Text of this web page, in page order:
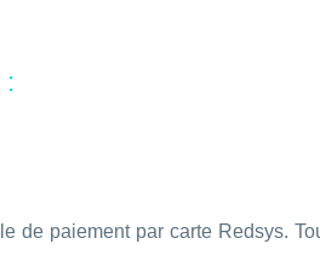
:
de paiement par carte Redsys.